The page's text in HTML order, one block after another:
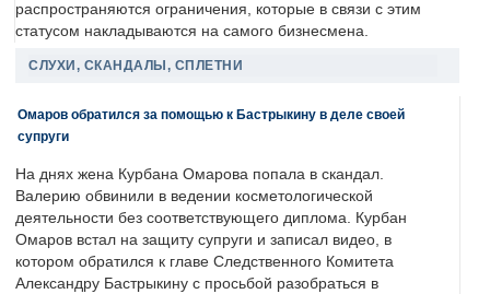
распространяются ограничения, которые в связи с этим
статусом накладываются на самого бизнесмена.
СЛУХИ, СКАНДАЛЫ, СПЛЕТНИ
Омаров обратился за помощью к Бастрыкину в деле своей
супруги
На днях жена Курбана Омарова попала в скандал.
Валерию обвинили в ведении косметологической
деятельности без соответствующего диплома. Курбан
Омаров встал на защиту супруги и записал видео, в
котором обратился к главе Следственного Комитета
Александру Бастрыкину с просьбой разобраться в